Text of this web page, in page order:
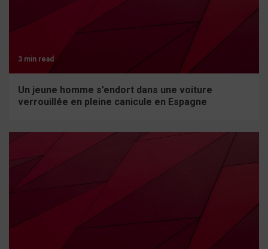
3 min read
Un jeune homme s’endort dans une voiture
verrouillée en pleine canicule en Espagne